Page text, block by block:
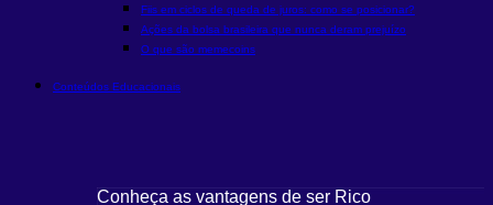
Fiis em ciclos de queda de juros: como se posicionar?
Ações da bolsa brasileira que nunca deram prejuízo
O que são memecoins
Conteúdos Educacionais
Conheça as vantagens de ser Rico